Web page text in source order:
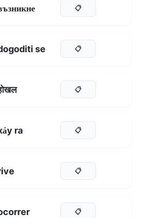
📋
se 📋
📋
ra 📋
📋
📋